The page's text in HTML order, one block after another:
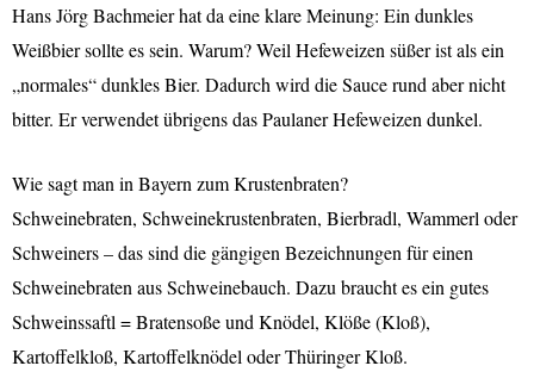
Hans Jörg Bachmeier hat da eine klare Meinung: Ein dunkles
Weißbier sollte es sein. Warum? Weil Hefeweizen süßer ist als ein
„normales“ dunkles Bier. Dadurch wird die Sauce rund aber nicht
bitter. Er verwendet übrigens das Paulaner Hefeweizen dunkel.
Wie sagt man in Bayern zum Krustenbraten?
Schweinebraten, Schweinekrustenbraten, Bierbradl, Wammerl oder
Schweiners – das sind die gängigen Bezeichnungen für einen
Schweinebraten aus Schweinebauch. Dazu braucht es ein gutes
Schweinssaftl = Bratensoße und Knödel, Klöße (Kloß),
Kartoffelkloß, Kartoffelknödel oder Thüringer Kloß.